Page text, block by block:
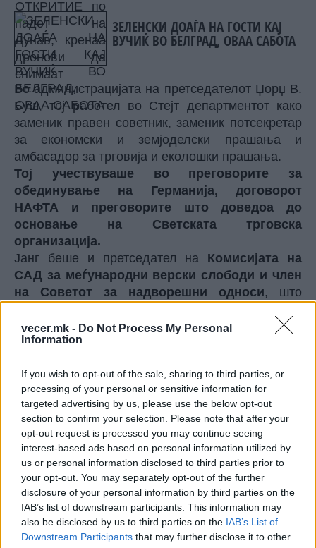
vecer.mk - Do Not Process My Personal
Information
If you wish to opt-out of the sale, sharing to third parties, or
processing of your personal or sensitive information for
targeted advertising by us, please use the below opt-out
section to confirm your selection. Please note that after your
opt-out request is processed you may continue seeing
interest-based ads based on personal information utilized by
us or personal information disclosed to third parties prior to
your opt-out. You may separately opt-out of the further
disclosure of your personal information by third parties on the
IAB’s list of downstream participants. This information may
also be disclosed by us to third parties on the IAB’s List of
Downstream Participants that may further disclose it to other
ЗЕЛЕНСКИ ДОАЃА НА ГОСТИ КАЈ
ВУЧИЌ ВО БЕЛГРАД, ОВАА САБОТА
Во администрацијата на претседателот Џорџ В.
Буш, тој работел во Стејт департментот како
заменик правен советник, заменик потсекретар
за економски и земјоделски прашања и
амбасадор за трговија и еколошки прашања.
Тој учествуваше во преговорите за
обединување на Германија, договорот
НАФТА и преговорите што доведоа до
основање на Светската трговска
организација.
Јанг беше и претседател на Комисијата на
САД за меѓународни верски слободи и член
на Советот за надворешни односи, што
надворешната политика и меѓународните
односи.
претседателДоналд Трампноминираше
неколку кандидати за амбасадорски, судски и
високи административни позиции, вклучувајќи
го и новиот амбасадор на САД во Србија, беше
објавено на официјалната веб-страница на
Белата куќа. Меѓу номинираните е иМајкл Јанг
од Јута, кој еноминиран за позицијата
вонреден и ополномоштен амбасадор на
Соединетите Американски Држави во
Србија, според веб-страницата на Белата куќа.